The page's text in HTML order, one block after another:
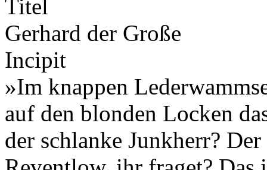
Titel
Gerhard der Große
Incipit
»Im knappen
auf den blonden Locken
der schlanke Junkherr?